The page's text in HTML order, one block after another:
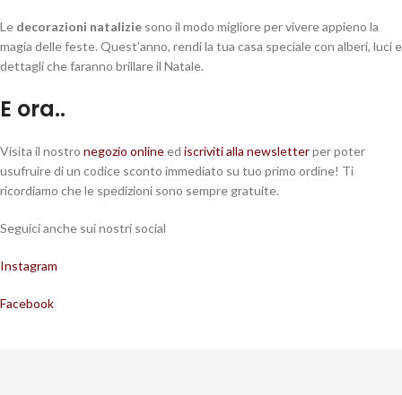
Le decorazioni natalizie sono il modo migliore per vivere appieno la
magia delle feste. Quest’anno, rendi la tua casa speciale con alberi, luci e
dettagli che faranno brillare il Natale.
E ora..
Visita il nostro negozio onlineed iscriviti alla newsletterper poter
usufruire di un codice sconto immediato su tuo primo ordine! Ti
ricordiamo che le spedizioni sono sempre gratuite.
Seguici anche sui nostri social
Instagram
Facebook